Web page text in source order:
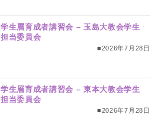
学生層育成者講習会 – 玉島大教会学生
担当委員会
■2026年7月28日
学生層育成者講習会 – 東本大教会学生
担当委員会
■2026年7月28日